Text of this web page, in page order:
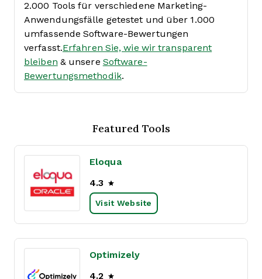
2.000 Tools für verschiedene Marketing-
Anwendungsfälle getestet und über 1.000
umfassende Software-Bewertungen
verfasst.Erfahren Sie, wie wir transparent
bleiben & unsere Software-
Bewertungsmethodik.
Featured Tools
Eloqua
4.3
Visit Website
Optimizely
4.2